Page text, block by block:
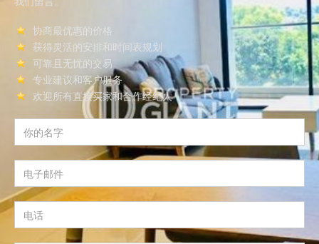
协商最优惠的价格
获得灵活的安排和时间表规划
可靠且无忧的交易
专业建议和客户服务
欢迎所有直接买家和合作经纪人